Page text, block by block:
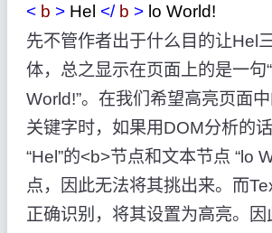
< b > Hel </ b > lo World!
先不管作者出于什么目的让Hel
体，总之显示在页面上的是一句
World!”。在我们希望高亮页面中
关键字时，如果用DOM分析的
“Hel”的<b>节点和文本节点 “lo
点，因此无法将其挑出来。而
正确识别，将其设置为高亮。因